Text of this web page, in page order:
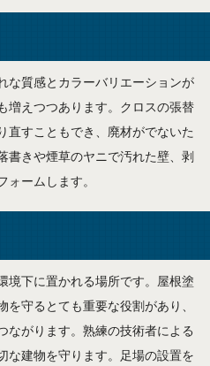
な質感とカラーバリエーションが
増えつつあります。クロスの張替
直すこともでき、廃材がでないた
書きや煙草のヤニで汚れた壁、剥
ームします。
境下に置かれる場所です。屋根塗
守るとても重要な役割があり、
ながります。熟練の技術者による
な建物を守ります。足場の設置を